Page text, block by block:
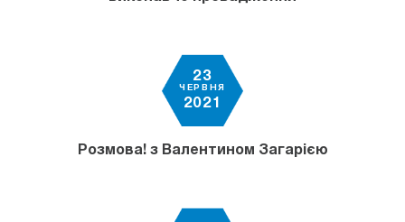
23
ЧЕРВНЯ
2021
Розмова! з Валентином Загарією